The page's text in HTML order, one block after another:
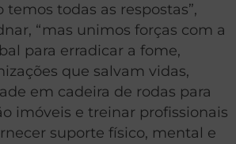
temos todas as respostas”,
“mas unimos forças com a
para erradicar a fome,
que salvam vidas,
em cadeira de rodas para
imóveis e treinar profissionais
suporte físico, mental e